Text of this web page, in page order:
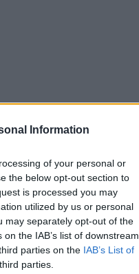
Information
of your personal or
the below opt-out section to
is processed you may
utilized by us or personal
may separately opt-out of the
the IAB’s list of downstream
parties on the IAB’s List of
parties.